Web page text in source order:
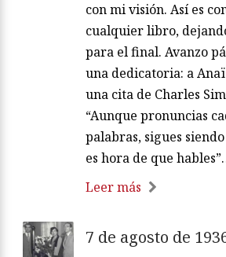
con mi visión. Así es
cualquier libro,
para el final. Avanzo
una dedicatoria: a
una cita de Charles
“Aunque pronuncias
palabras, sigues
es hora de que
Leer más
7 de agosto de